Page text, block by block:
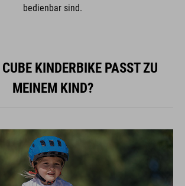
bedienbar sind.
KINDERBIKE PASST ZU
MEINEM KIND?